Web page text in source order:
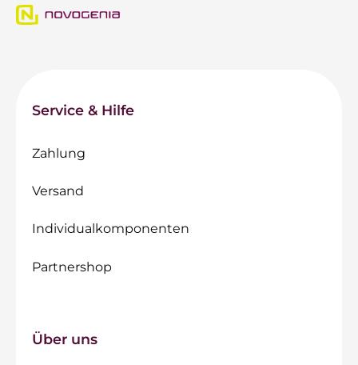
Service & Hilfe
Zahlung
Versand
Individualkomponenten
Partnershop
Über uns